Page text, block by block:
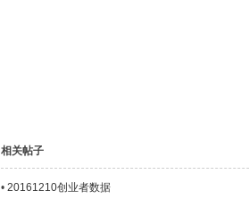
相关帖子
•20161210创业者数据